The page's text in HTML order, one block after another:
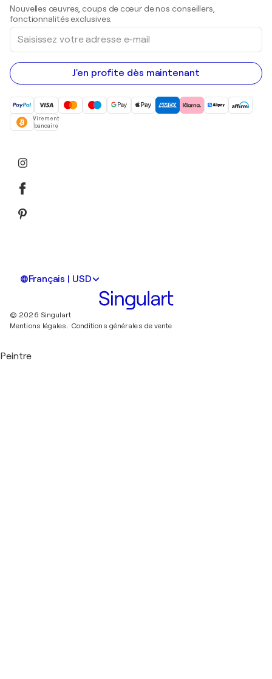
Peintures acryliques
Nouvelles œuvres, coups de cœur de nos conseillers,
fonctionnalités exclusives.
Saisissez
votre
adresse
e-
mail
J'en profite dès maintenant
Virement
bancaire
Français | USD
© 2026 Singulart
Mentions légales. Conditions générales de vente
Peintre